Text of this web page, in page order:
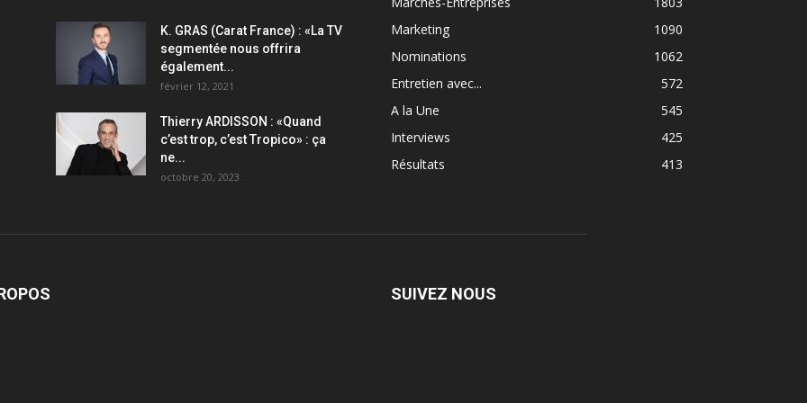
K. GRAS (Carat France) : «La TV
segmentée nous offrira
également...
février 12, 2021
Thierry ARDISSON : «Quand
c’est trop, c’est Tropico» : ça
ne...
octobre 20, 2023
Marketing
1090
Nominations
1062
Entretien avec...
572
A la Une
545
Interviews
425
Résultats
413
SUIVEZ NOUS